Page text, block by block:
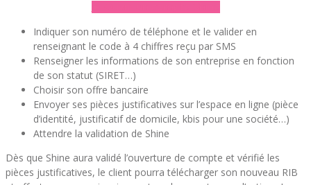
Indiquer son numéro de téléphone et le valider en
renseignant le code à 4 chiffres reçu par SMS
Renseigner les informations de son entreprise en fonction
de son statut (SIRET…)
Choisir son offre bancaire
Envoyer ses pièces justificatives sur l’espace en ligne (pièce
d’identité, justificatif de domicile, kbis pour une société…)
Attendre la validation de Shine
Dès que Shine aura validé l’ouverture de compte et vérifié les
pièces justificatives, le client pourra télécharger son nouveau RIB